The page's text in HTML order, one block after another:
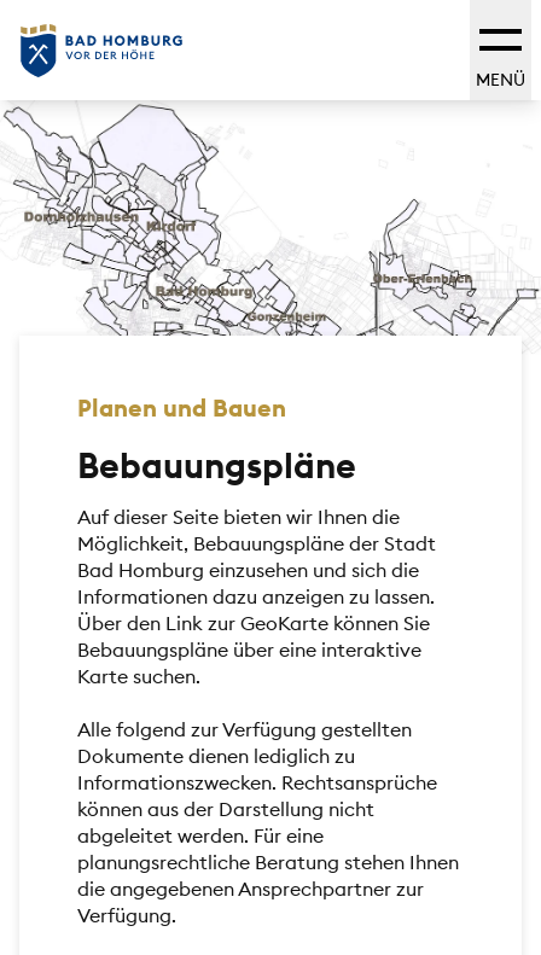
MENÜ
Planen und Bauen
Bebauungspläne
Auf dieser Seite bieten wir Ihnen die
Möglichkeit, Bebauungspläne der Stadt
Bad Homburg einzusehen und sich die
Informationen dazu anzeigen zu lassen.
Über den Link zur GeoKarte können Sie
Bebauungspläne über eine interaktive
Karte suchen.
Alle folgend zur Verfügung gestellten
Dokumente dienen lediglich zu
Informationszwecken. Rechtsansprüche
können aus der Darstellung nicht
abgeleitet werden. Für eine
planungsrechtliche Beratung stehen Ihnen
die angegebenen Ansprechpartner zur
Verfügung.